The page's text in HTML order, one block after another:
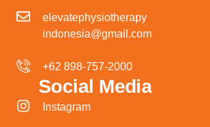
elevatephysiotherapy
indonesia@gmail.com
+62 898-757-2000
Social Media
Instagram